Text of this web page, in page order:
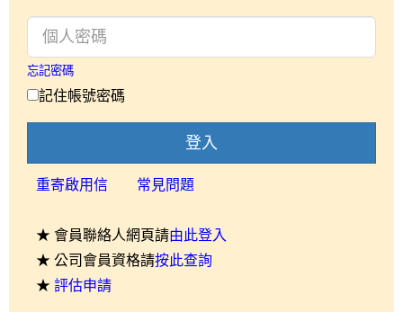
忘記密碼
記住帳號密碼
登入
重寄啟用信 常見問題
★ 會員聯絡人網頁請由此登入
★ 公司會員資格請按此查詢
★ 評估申請